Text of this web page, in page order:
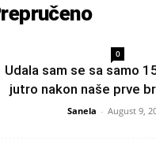
0
Udala sam se sa samo
jutro nakon naše prve
Sanela - August 9,